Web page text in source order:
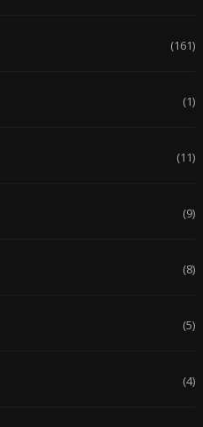
(161)
(1)
(11)
(9)
(8)
(5)
(4)